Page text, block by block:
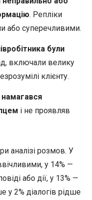
. Репліки
або суперечливими.
були
включали велику
клієнту.
намагався
і не проявляв
аналізі розмов. У
у 14% —
або дії, у 13% —
у 2% діалогів рідше